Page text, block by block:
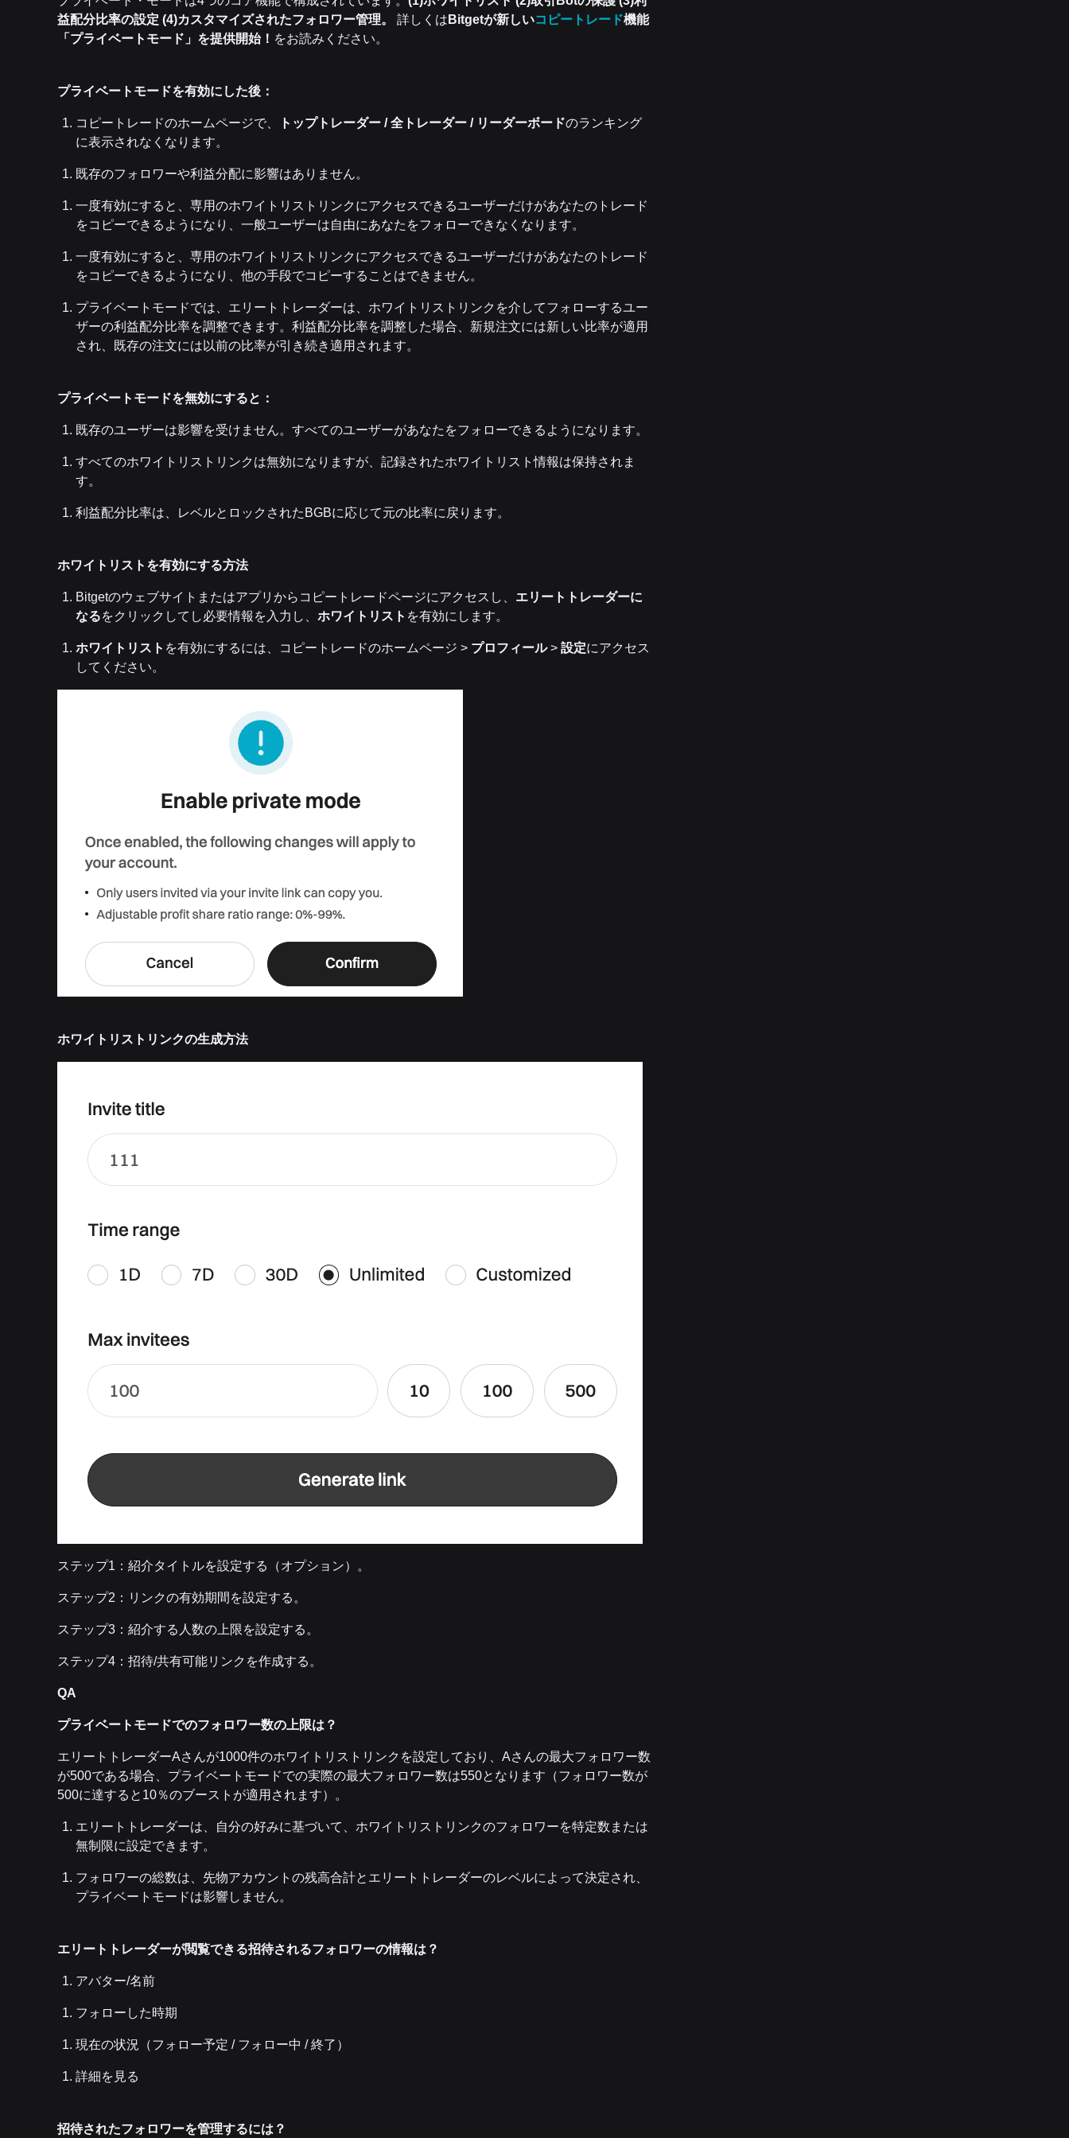
益配分比率の設定 (4)カスタマイズされたフォロワー管理。
詳しくは Bitgetが新しいコピートレード機能
「プライベートモード」を提供開始！ をお読みください。
プライベートモードを有効にした後：
コピートレードのホームページで、 トップトレーダー / 全トレーダー / リーダーボードのランキング
に表示されなくなります。
既存のフォロワーや利益分配に影響はありません。
一度有効にすると、専用のホワイトリストリンクにアクセスできるユーザーだけがあなたのトレード
をコピーできるようになり、一般ユーザーは自由にあなたをフォローできなくなります。
一度有効にすると、専用のホワイトリストリンクにアクセスできるユーザーだけがあなたのトレード
をコピーできるようになり、他の手段でコピーすることはできません。
プライベートモードでは、エリートトレーダーは、ホワイトリストリンクを介してフォローするユー
ザーの利益配分比率を調整できます。利益配分比率を調整した場合、新規注文には新しい比率が適用
され、既存の注文には以前の比率が引き続き適用されます。
プライベートモードを無効にすると：
既存のユーザーは影響を受けません。すべてのユーザーがあなたをフォローできるようになります。
すべてのホワイトリストリンクは無効になりますが、記録されたホワイトリスト情報は保持されま
す。
利益配分比率は、レベルとロックされたBGBに応じて元の比率に戻ります。
ホワイトリストを有効にする方法
Bitgetのウェブサイトまたはアプリからコピートレードページにアクセスし、 エリートトレーダーに
なるをクリックしてし必要情報を入力し、 ホワイトリスト を有効にします。
ホワイトリスト を有効にするには、コピートレードのホームページ > プロフィール> 設定にアクセス
してください。
ホワイトリストリンクの生成方法
ステップ1：紹介タイトルを設定する（オプション）。
ステップ2：リンクの有効期間を設定する。
ステップ3：紹介する人数の上限を設定する。
ステップ4：招待/共有可能リンクを作成する。
QA
プライベートモードでのフォロワー数の上限は？
エリートトレーダーAさんが1000件のホワイトリストリンクを設定しており、Aさんの最大フォロワー数
が500である場合、プライベートモードでの実際の最大フォロワー数は550となります（フォロワー数が
500に達すると10％のブーストが適用されます）。
エリートトレーダーは、自分の好みに基づいて、ホワイトリストリンクのフォロワーを特定数または
無制限に設定できます。
フォロワーの総数は、先物アカウントの残高合計とエリートトレーダーのレベルによって決定され、
プライベートモードは影響しません。
エリートトレーダーが閲覧できる招待されるフォロワーの情報は？
アバター/名前
フォローした時期
現在の状況（フォロー予定 / フォロー中 / 終了）
詳細を見る
招待されたフォロワーを管理するには？